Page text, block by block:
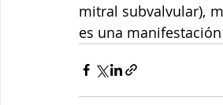
mitral subvalvular),
es una